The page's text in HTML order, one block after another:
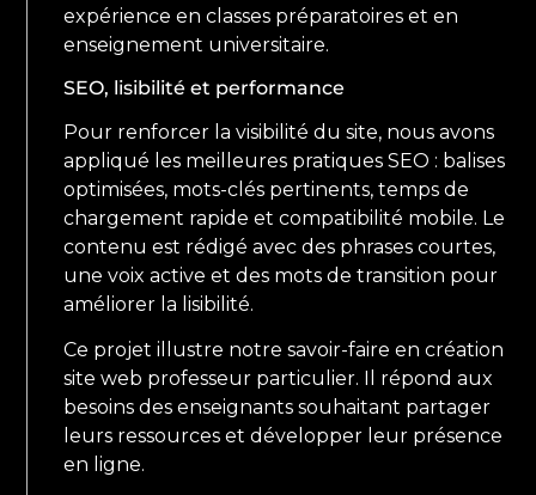
expérience en classes préparatoires et en
enseignement universitaire.
SEO, lisibilité et performance
Pour renforcer la visibilité du site, nous avons
appliqué les meilleures pratiques SEO : balises
optimisées, mots-clés pertinents, temps de
chargement rapide et compatibilité mobile. Le
contenu est rédigé avec des phrases courtes,
une voix active et des mots de transition pour
améliorer la lisibilité.
Ce projet illustre notre savoir-faire en création
site web professeur particulier. Il répond aux
besoins des enseignants souhaitant partager
leurs ressources et développer leur présence
en ligne.